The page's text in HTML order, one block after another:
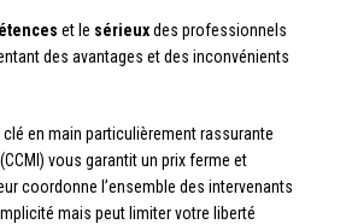
et le sérieuxdes professionnels
des avantages et des inconvénients
en main particulièrement rassurante
vous garantit un prix ferme et
coordonne l’ensemble des intervenants
mais peut limiter votre liberté